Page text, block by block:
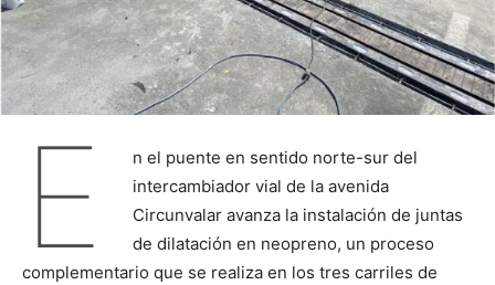
E
n el puente en sentido norte-sur del
intercambiador vial de la avenida
Circunvalar avanza la instalación de juntas
de dilatación en neopreno, un proceso
complementario que se realiza en los tres carriles de